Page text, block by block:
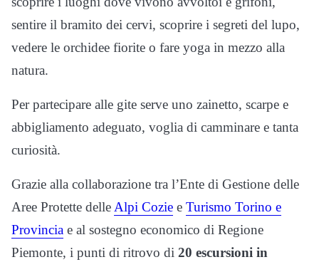
sentire il bramito dei cervi, scoprire i segreti del lupo,
vedere le orchidee fiorite o fare yoga in mezzo alla
natura.
Per partecipare alle gite serve uno zainetto, scarpe e
abbigliamento adeguato, voglia di camminare e tanta
curiosità.
Grazie alla collaborazione tra l’Ente di Gestione delle
Aree Protette delle Alpi Cozie e Turismo Torino e
Provincia e al sostegno economico di Regione
Piemonte, i punti di ritrovo di 20 escursioni in